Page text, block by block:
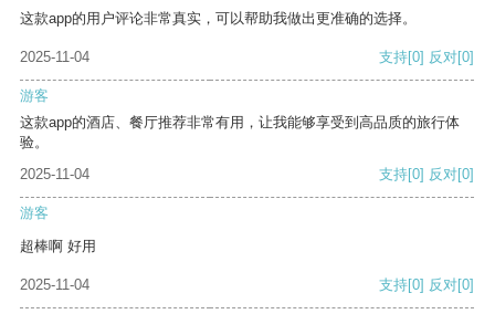
这款app的用户评论非常真实，可以帮助我做出更准确的选择。
2025-11-04 支持[0] 反对[0]
游客
这款app的酒店、餐厅推荐非常有用，让我能够享受到高品质的旅行体
验。
2025-11-04
支持[0] 反对[0]
游客
超棒啊 好用
2025-11-04 支持[0] 反对[0]